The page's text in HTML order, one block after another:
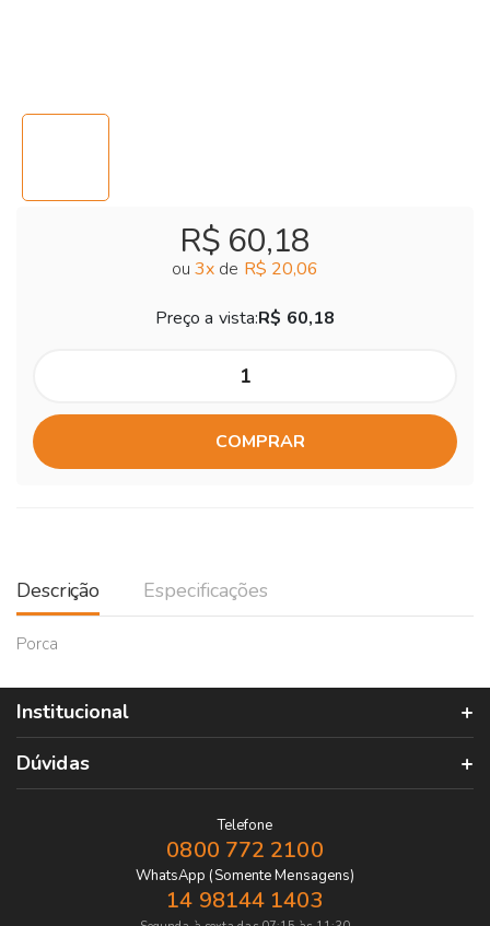
R$ 60,18
ou 3x de R$ 20,06
Preço a vista:R$ 60,18
COMPRAR
Descrição Especificações
Porca
Institucional
Dúvidas
Telefone
0800 772 2100
WhatsApp (Somente Mensagens)
14 98144 1403